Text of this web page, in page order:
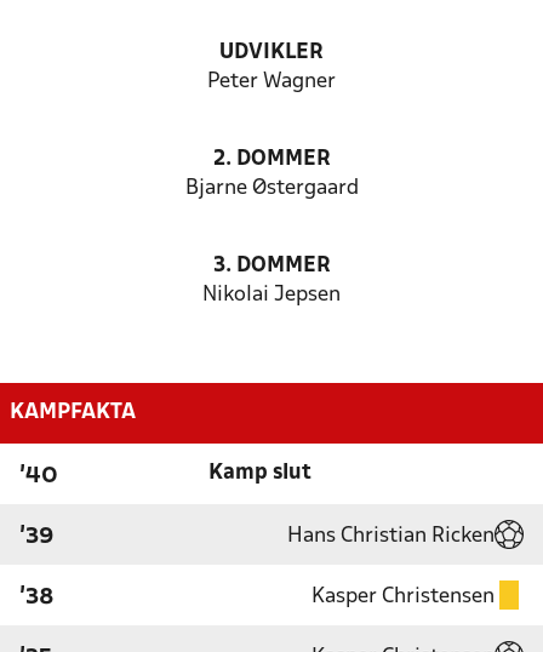
UDVIKLER
Peter Wagner
2. DOMMER
Bjarne Østergaard
3. DOMMER
Nikolai Jepsen
KAMPFAKTA
'40 Kamp slut
'39 Hans Christian Ricken
'38 Kasper Christensen